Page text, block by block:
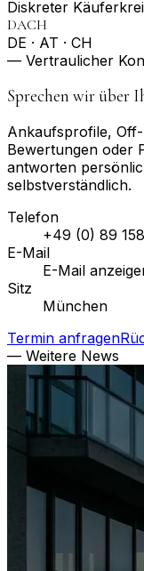
Diskreter
DACH
DE · AT · CH
— Vertraulicher
Sprechen wir über
Ankaufsprofile,
Bewertungen oder
antworten
selbstverständlich.
Telefon
+49 (0) 89
E-Mail
E-Mail
Sitz
München
Termin anfragen
— Weitere News